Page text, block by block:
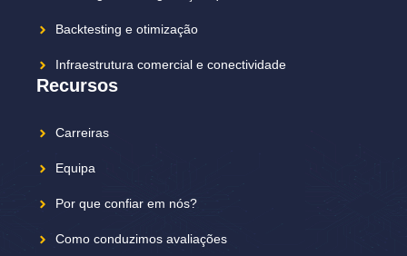
Backtesting e otimização
Infraestrutura comercial e conectividade
Recursos
Carreiras
Equipa
Por que confiar em nós?
Como conduzimos avaliações